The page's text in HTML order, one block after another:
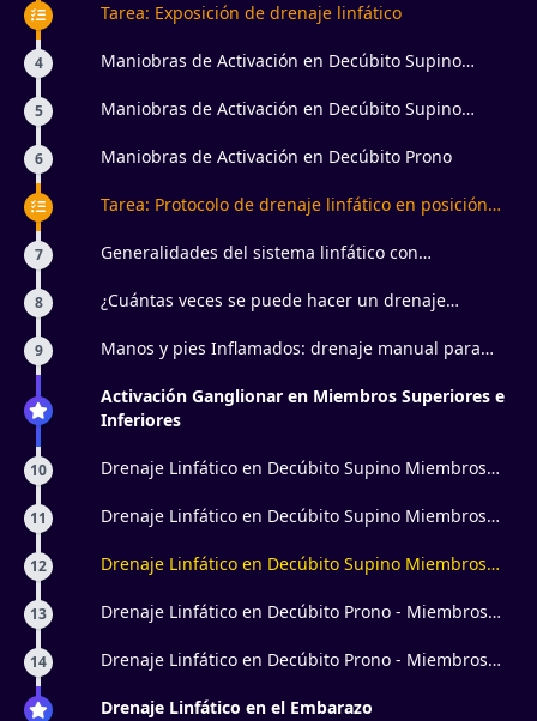
Tarea: Exposición de drenaje linfático
4
Maniobras de Activación en Decúbito Supino
5
Maniobras de Activación en Decúbito Supino
6 Maniobras de Activación en Decúbito Prono
Tarea: Protocolo de drenaje linfático en posición
7
Generalidades del sistema linfático con
8
¿Cuántas veces se puede hacer un drenaje
9
Manos y pies Inflamados: drenaje manual para
Activación Ganglionar en Miembros Superiores e
Inferiores
10
Drenaje Linfático en Decúbito Supino Miembros
11
Drenaje Linfático en Decúbito Supino Miembros
12
Drenaje Linfático en Decúbito Supino Miembros
13
Drenaje Linfático en Decúbito Prono - Miembros
14
Drenaje Linfático en Decúbito Prono - Miembros
Drenaje Linfático en el Embarazo